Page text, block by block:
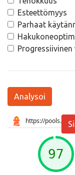
Esteettömyys
Parhaat
Analysoi